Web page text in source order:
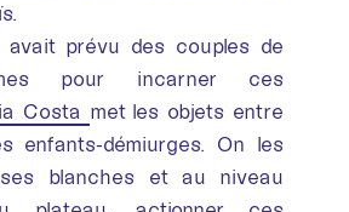
avait prévu des couples de
pour incarner ces
Costa met les objets entre
enfants-démiurges. On les
blanches et au niveau